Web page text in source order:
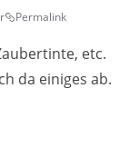
Permalink
etc.
da einiges ab.